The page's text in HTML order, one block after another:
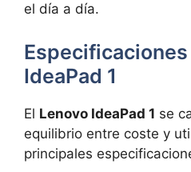
el día a día.
IdeaPad 1
El Lenovo IdeaPad 1 se
equilibrio entre coste y
principales